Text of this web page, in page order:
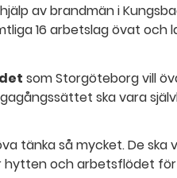
av brandmän i
16 arbetslag övat
som Storgöteborg vill
ska vara
tänka så mycket. De ska
hytten och arbetsflödet